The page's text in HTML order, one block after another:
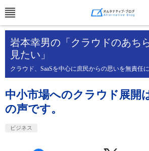
岩本幸男の「クラウドのあち
見たい」
クラウド、SaaSを中心に庶民からの思いを無責任
中小市場へのクラウド展開
の声です。
ビジネス